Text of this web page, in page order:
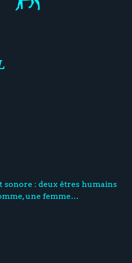
sonore : deux êtres humains
une femme…